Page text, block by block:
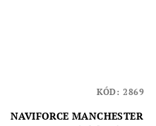
NAVIFORCE MANCHESTER
KÓD: 2869